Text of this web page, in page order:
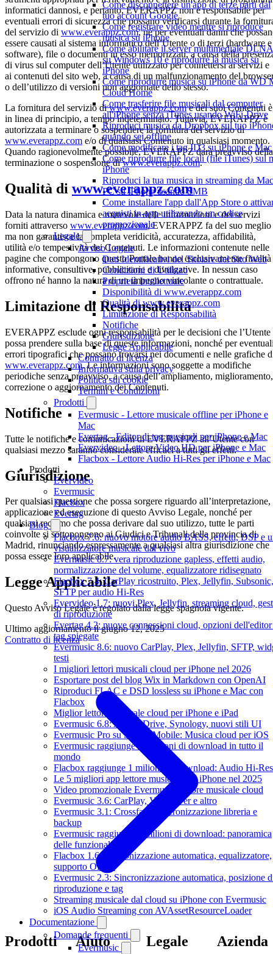
Come disconnettere un'app di terze parti dal
tuo account Google
Come registrare video mentre si riproduce
musica su iPhone
Come abilitare il server multimediale DLNA
su Windows 10 e riprodurre la musica su
iPhone
Come riprodurre musica su iPhone da WD
Cloud Home
Come trasferire file musicali dal computer
all'iPhone senza iTunes usando WiFi-Drive
Riproduci musica da Dropbox sul tuo
quando sei offline
Come modificare i tag ID3 su iPhone e Mac
Come riprodurre file locali (file iTunes) sul
iPhone
Riproduci la tua musica in streaming da
PC su iPhone usando SMB
Come installare l'app dall'App Store o
acquisti in-app utilizzando un codice
promozionale
Legale
Avviso Legale
Dati Identificativi del Titolare del Sito Web
Condizioni di Utilizzo
Proprietà Intellettuale
Disponibilità di www.everappz.com
Qualità di www.everappz.com
Limitazione di Responsabilità
Notifiche
Giurisdizione
Legge Applicabile
Contratto di licenza
Informativa sulla privacy
Politica sui cookie
Termini e Condizioni
Prodotti
Evermusic - Lettore musicale offline per iPhone e
Mac
Evertag - Editor di tag musicali per iPhone e Mac
Evervideo - Lettore Video HD per iPhone e Mac
Flacbox - Lettore Audio Hi-Res per iPhone e Mac
Prodotti
Evervideo
Evermusic
Flacbox
Evertag
Blog
Flacbox 7.6: nuovo motore audio BASS, effetti, DSP e
visualizzatore musicale dal vivo
Evermusic 8.7: vera riproduzione gapless, effetti audio,
normalizzazione del volume, equalizzatore ridisegnato
Flacbox 7.4: CarPlay ricostruito, Plex, Jellyfin, Subsonic,
SFTP per audio Hi-Res
Evervideo 1.7: nuovi Plex, Jellyfin, streaming cloud,
di riproduzione
Evertag 4.2: nuove connessioni cloud, opzioni
tag spiegate
Evermusic 8.6: nuovo CarPlay, Plex, Jellyfin, SFTP,
testi
I migliori lettori musicali cloud per iPhone nel 2026
Esportare post del blog Wix in Markdown con OpenAI
Riproduci FLAC e DSD lossless su iPhone e Mac con
Flacbox
Miglior lettore musicale cloud per iPhone e iPad
Evermusic 6.8: Aliyun Drive, Synology, nuovi stili UI
Evermusic Pro su Setapp Mobile: Musica cloud per iOS
Evermusic raggiunge 11 milioni di download in tutto il
mondo
Flacbox raggiunge 1 milione di download: Audio Hi-Res
Le 5 migliori app lettore musicale per iPhone nel 2025
Video promozionale Evermusic: lettore musicale cloud
Evermusic 3.6: CarPlay, VoiceOver e altro
Evermusic 3.1: Crossfade, sincronizzazione libreria e
backup
Evermusic raggiunge 3 milioni di download: panoramica
delle funzionalità
Flacbox 1.6: Sincronizzazione automatica, equalizzatore,
supporto OPUS
Evermusic 2.3: Sincronizzazione automatica, posizione
riproduzione e tag
Streaming musicale dal cloud su iPhone con Evermusic
iOS Audio Streaming con AVAssetResourceLoader
Documentazione
Domande frequenti
Evermusic
informatici dannosi, e pertanto, EVERAPPZ non è responsabile per
eventuali errori di sicurezza che possano verificarsi durante la
del servizio di www.everappz.com, né per eventuali danni che
essere causati al sistema informatico dell’Utente o di terzi (hardware e
software), file o documenti in esso memorizzati, a causa della
di virus sul computer dell’Utente utilizzato per connettersi ai servizi e
ai contenuti del sito web, a causa di un malfunzionamento del
o dell’utilizzo di versioni non aggiornate dello stesso.
La fornitura del servizio diwww.everappz.come dei suoi Contenuti
in linea di principio, a tempo indeterminato. Tuttavia, EVERAPPZ è
autorizzata a terminare o sospendere la fornitura del servizio di
www.everappz.com e/o di qualsiasi Contenuto in qualsiasi momento.
Quando ragionevolmente possibile, EVERAPPZ darà preavviso della
terminazione o sospensione diwww.everappz.com.
Qualità di www.everappz.com
Data la natura dinamica e mutevole delle informazioni e dei servizi
forniti attraverso www.everappz.com, EVERAPPZ fa del suo meglio
ma non garantisce la completa veridicità, accuratezza, affidabilità,
utilità e/o tempestività dei Contenuti. Le informazioni contenute nelle
pagine che compongono questo Portale hanno esclusivamente finalità
informative, consultive, pubblicitarie e divulgative. In nessun caso
offrono né hanno la natura di un impegno vincolante o contrattuale.
Limitazione di Responsabilità
EVERAPPZ esclude ogni responsabilità per le decisioni che l’Utente
possa prendere sulla base di queste informazioni, nonché per
errori tipografici che possano trovarsi nei documenti e nelle grafiche
www.everappz.com. Le informazioni sono soggette a modifiche
periodiche senza preavviso, a causa dell’ampliamento, miglioramento,
correzione o aggiornamento dei Contenuti.
Notifiche
Tutte le notifiche e comunicazioni di EVERAPPZ all’Utente con
qualsiasi mezzo saranno considerate efficaci a tutti gli effetti.
Giurisdizione
Per qualsiasi questione che possa sorgere riguardo all’interpretazione,
applicazione ed esecuzione di questo Avviso Legale, nonché per
qualsiasi reclamo che possa derivare dal suo utilizzo, tutte le parti
coinvolte si sottopongono ai Giudici e Tribunali della provincia di
Madrid, rinunciando espressamente a qualsiasi altra giurisdizione che
possa essere loro applicabile.
Legge Applicabile
Questo Avviso Legale è regolato dalla legge spagnola vigente.
Ultimo aggiornamento ilgiugno 12, 2025
Contratto di licenza
Prodotti Aiuto Legale Azienda